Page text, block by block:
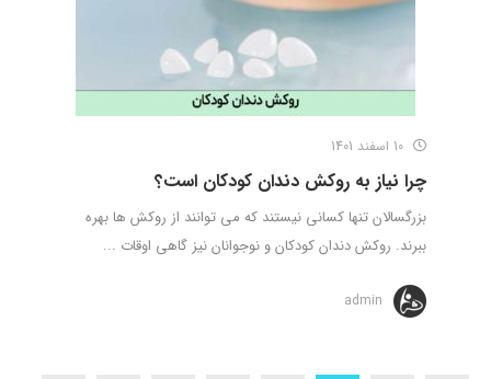
چرا نیاز به روکش دندان کودکان است؟
بزرگسالان تنها کسانی نیستند که می توانند از روکش ها بهره
ببرند. روکش دندان کودکان و نوجوانان نیز گاهی اوقات ...
admin